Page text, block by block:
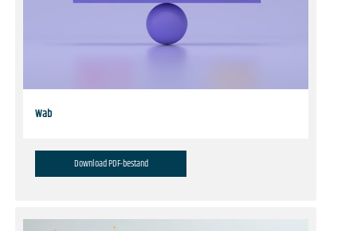
Wab
Download PDF-bestand